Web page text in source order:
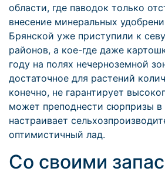
области, где паводок только
внесение минеральных
Брянской уже приступили к
районов, а кое-где даже
году на полях нечерноземной
достаточное для растений
конечно, не гарантирует
может преподнести сюрпризы
настраивает
оптимистичный лад.
Со своими